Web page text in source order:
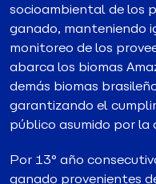
socioambiental de los
ganado, manteniendo
monitoreo de los
abarca los biomas
demás biomas
garantizando el
público asumido por la
Por 13° año
ganado provenientes